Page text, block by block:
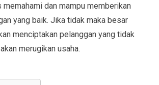
memahami dan mampu memberikan
yang baik. Jika tidak maka besar
menciptakan pelanggan yang tidak
merugikan usaha.